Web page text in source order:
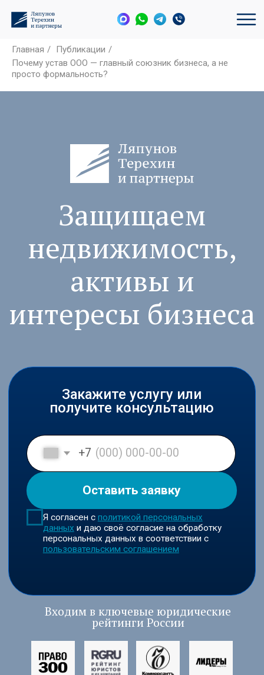
Главная / Публикации /
Почему устав ООО — главный союзник бизнеса, а не
просто формальность?
Входим в ключевые юридические
рейтинги России
Защищаем
недвижимость,
активы и
интересы бизнеса
+7
Я согласен сполитикой персональных
пользовательским соглашением
Закажите услугу или
получите консультацию